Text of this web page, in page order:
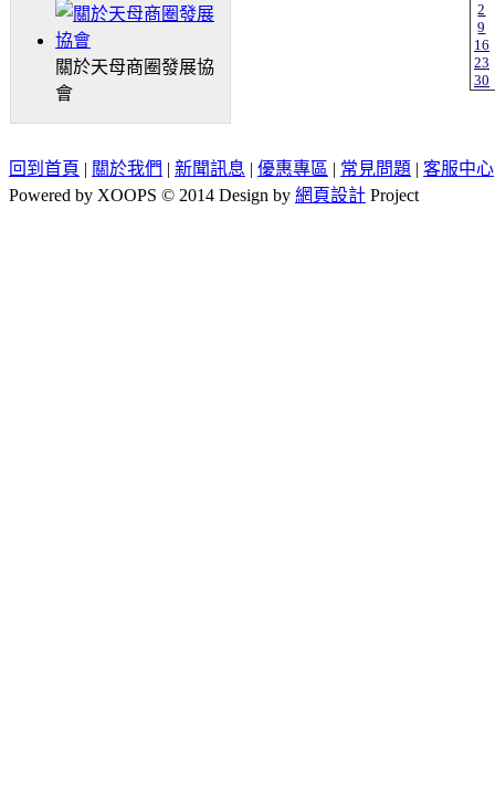
關於天母商圈發展協
會
2
9
16
23
30
回到首頁 | 關於我們 | 新聞訊息 | 優惠專區 | 常見問題 | 客服中心
Powered by XOOPS © 2014 Design by 網頁設計 Project